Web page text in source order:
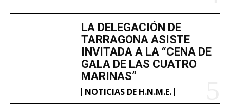
LA DELEGACIÓN DE
TARRAGONA ASISTE
INVITADA A LA “CENA DE
GALA DE LAS CUATRO
MARINAS”
NOTICIAS DE H.N.M.E.